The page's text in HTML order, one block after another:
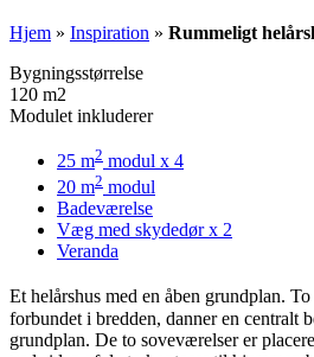
Hjem » Inspiration » Rummeligt
Bygningsstørrelse
120 m2
Modulet inkluderer
25 m2 modul x 4
20 m2 modul
Badeværelse
Væg med skydedør x 2
Veranda
Et helårshus med en åben grundplan.
forbundet i bredden, danner en centralt
grundplan. De to soveværelser er